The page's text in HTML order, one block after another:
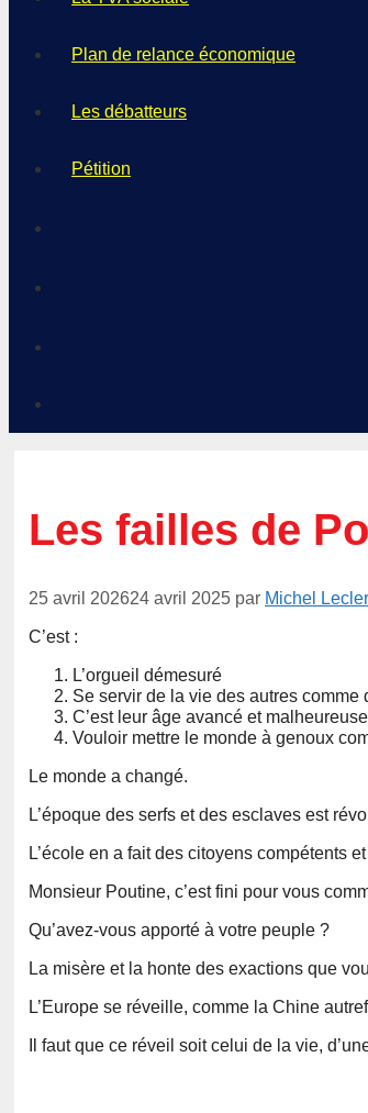
Plan de relance économique
Les débatteurs
Pétition
Les failles de
25 avril 202624 avril 2025 par Michel
C’est :
L’orgueil démesuré
Se servir de la vie des autres
C’est leur âge avancé et
Vouloir mettre le monde à genoux
Le monde a changé.
L’époque des serfs et des esclaves est
L’école en a fait des citoyens compétents
Monsieur Poutine, c’est fini pour vous
Qu’avez-vous apporté à votre peuple ?
La misère et la honte des exactions que
L’Europe se réveille, comme la Chine
Il faut que ce réveil soit celui de la vie,